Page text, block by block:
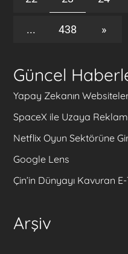
... 438 »
Güncel
Yapay Zekanın
SpaceX ile Uzaya
Netflix Oyun Sektörüne
Google Lens
Çin’in Dünyayı Kavuran
Arşiv